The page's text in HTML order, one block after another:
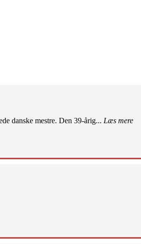
danske mestre. Den 39-årig... Læs mere